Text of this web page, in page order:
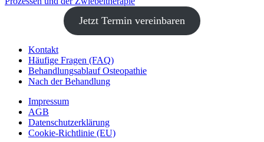
Jetzt Termin vereinbaren
Kontakt
Häufige Fragen (FAQ)
Behandlungsablauf Osteopathie
Nach der Behandlung
Impressum
AGB
Datenschutz­erklärung
Cookie-Richtlinie (EU)